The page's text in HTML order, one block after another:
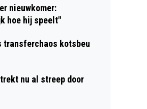
nieuwkomer:
hoe hij speelt"
transferchaos kotsbeu
nu al streep door